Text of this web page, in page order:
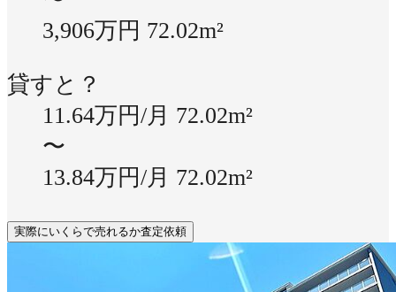
3,906万円 72.02m²
貸すと？
11.64万円/月 72.02m²
〜
13.84万円/月 72.02m²
実際にいくらで売れるか査定依頼